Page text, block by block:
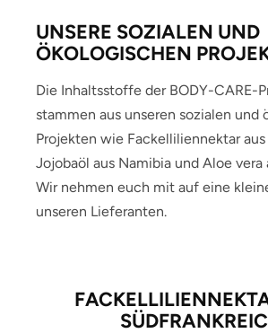
UNSERE SOZIALEN UND
ÖKOLOGISCHEN
Die Inhaltsstoffe der BODY-CARE-
stammen aus unseren sozialen und
Projekten wie Fackelliliennektar
Jojobaöl aus Namibia und Aloe vera
Wir nehmen euch mit auf eine
unseren Lieferanten.